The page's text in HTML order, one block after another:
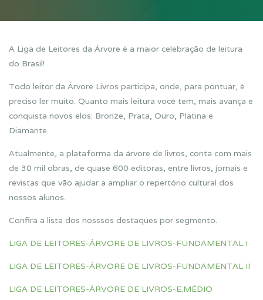
A Liga de Leitores da Árvore é a maior celebração de leitura
do Brasil!
Todo leitor da Árvore Livros participa, onde, para pontuar, é
preciso ler muito. Quanto mais leitura você tem, mais avança e
conquista novos elos: Bronze, Prata, Ouro, Platina e
Diamante.
Atualmente, a plataforma da árvore de livros, conta com mais
de 30 mil obras, de quase 600 editoras, entre livros, jornais e
revistas que vão ajudar a ampliar o repertório cultural dos
nossos alunos.
Confira a lista dos nosssos destaques por segmento.
LIGA DE LEITORES-ÁRVORE DE LIVROS-FUNDAMENTAL I
LIGA DE LEITORES-ÁRVORE DE LIVROS-FUNDAMENTAL II
LIGA DE LEITORES-ÁRVORE DE LIVROS-E.MÉDIO